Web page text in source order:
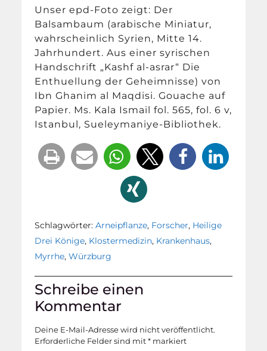
Unser epd-Foto zeigt: Der
Balsambaum (arabische Miniatur,
wahrscheinlich Syrien, Mitte 14.
Jahrhundert. Aus einer syrischen
Handschrift „Kashf al-asrar“ Die
Enthuellung der Geheimnisse) von
Ibn Ghanim al Maqdisi. Gouache auf
Papier. Ms. Kala Ismail fol. 565, fol. 6 v,
Istanbul, Sueleymaniye-Bibliothek.
Schlagwörter:Arneipflanze, Forscher, Heilige
Drei Könige, Klostermedizin, Krankenhaus,
Myrrhe,Würzburg
Schreibe einen
Kommentar
Deine E-Mail-Adresse wird nicht veröffentlicht.
Erforderliche Felder sind mit* markiert